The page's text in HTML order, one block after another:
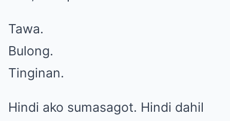
Tawa.
Bulong.
Tinginan.
Hindi ako sumasagot. Hindi dahil